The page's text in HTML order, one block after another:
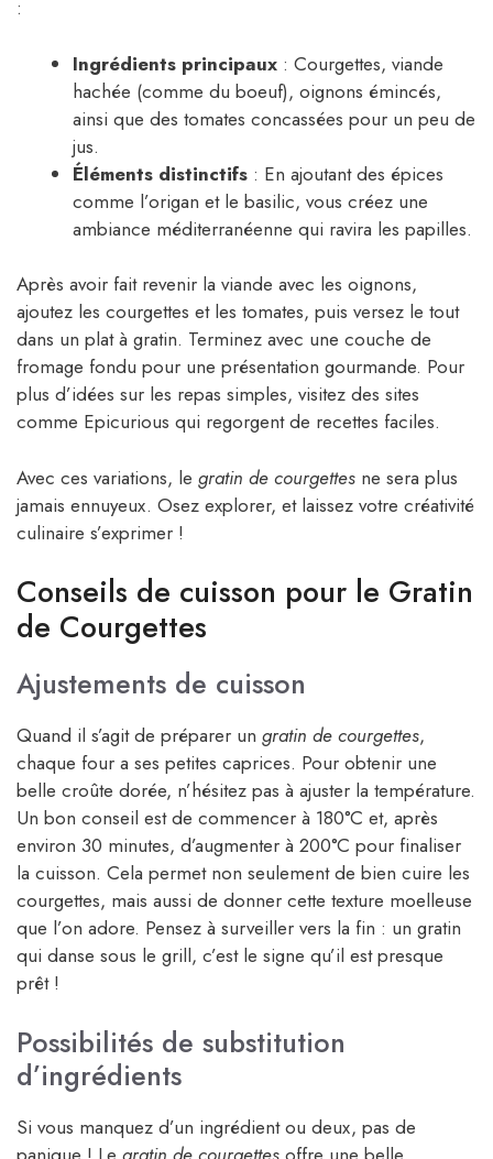
:
Ingrédients principaux : Courgettes, viande
hachée (comme du boeuf), oignons émincés,
ainsi que des tomates concassées pour un peu de
jus.
Éléments distinctifs : En ajoutant des épices
comme l’origan et le basilic, vous créez une
ambiance méditerranéenne qui ravira les papilles.
Après avoir fait revenir la viande avec les oignons,
ajoutez les courgettes et les tomates, puis versez le tout
dans un plat à gratin. Terminez avec une couche de
fromage fondu pour une présentation gourmande. Pour
plus d’idées sur les repas simples, visitez des sites
comme Epicurious qui regorgent de recettes faciles.
Avec ces variations, le gratin de courgettes ne sera plus
jamais ennuyeux. Osez explorer, et laissez votre créativité
culinaire s’exprimer !
Conseils de cuisson pour le Gratin
de Courgettes
Ajustements de cuisson
Quand il s’agit de préparer un gratin de courgettes,
chaque four a ses petites caprices. Pour obtenir une
belle croûte dorée, n’hésitez pas à ajuster la température.
Un bon conseil est de commencer à 180°C et, après
environ 30 minutes, d’augmenter à 200°C pour finaliser
la cuisson. Cela permet non seulement de bien cuire les
courgettes, mais aussi de donner cette texture moelleuse
que l’on adore. Pensez à surveiller vers la fin : un gratin
qui danse sous le grill, c’est le signe qu’il est presque
prêt !
Possibilités de substitution
d’ingrédients
Si vous manquez d’un ingrédient ou deux, pas de